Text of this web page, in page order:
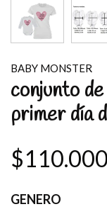
BABY MONSTER
conjunto
primer día
GENERO